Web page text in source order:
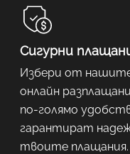
Сигурни
Избери от
онлайн
по-голямо
гарантират
твоите плащания.